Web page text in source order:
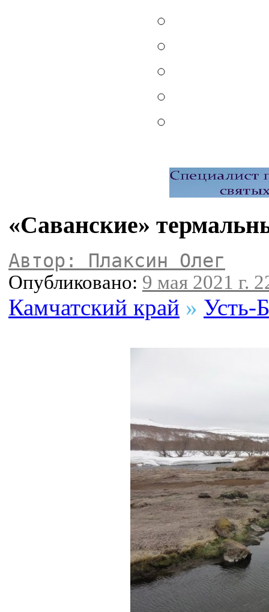
«Саванские»
Автор: Плаксин Олег
Опубликовано: 9 мая 2021 г.
Камчатский край » Усть-